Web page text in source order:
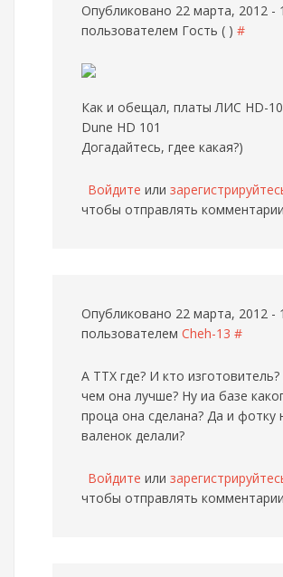
Опубликовано 22 марта, 2012 -
пользователем Гость ( ) #
Как и обещал, платы ЛИС HD-
Dune HD 101
Догадайтесь, гдее какая?)
Войдите или
чтобы отправлять комментарии
Опубликовано 22 марта, 2012 -
пользователем Cheh-13 #
А ТТХ где? И кто
чем она лучше? Ну иа базе
проца она сделана? Да и фотку
валенок делали?
Войдите или
чтобы отправлять комментарии